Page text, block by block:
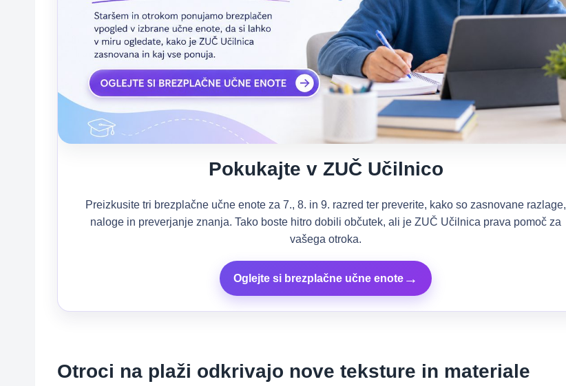
Pokukajte v ZUČ Učilnico
Preizkusite tri brezplačne učne enote za 7., 8. in 9. razred ter preverite, kako so zasnovane razlage,
naloge in preverjanje znanja. Tako boste hitro dobili občutek, ali je ZUČ Učilnica prava pomoč za
vašega otroka.
Oglejte si brezplačne učne enote →
Otroci na plaži odkrivajo nove teksture in materiale